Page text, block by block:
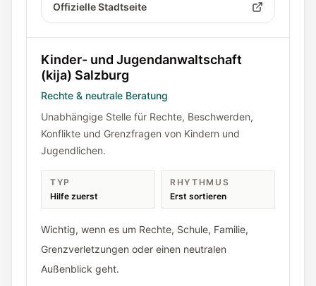
Offizielle Stadtseite
Kinder- und Jugendanwaltschaft
(kija) Salzburg
Rechte & neutrale Beratung
Unabhängige Stelle für Rechte, Beschwerden,
Konflikte und Grenzfragen von Kindern und
Jugendlichen.
TYP
Hilfe zuerst
RHYTHMUS
Erst sortieren
Wichtig, wenn es um Rechte, Schule, Familie,
Grenzverletzungen oder einen neutralen
Außenblick geht.